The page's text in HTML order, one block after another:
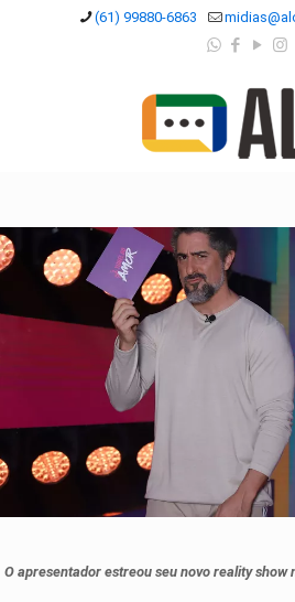
(61) 99880-6863
O apresentador estreou seu novo reality show